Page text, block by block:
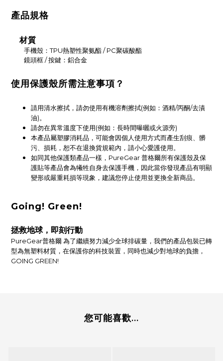
產品規格
材質
手機殼：TPU熱塑性聚氨酯 / PC聚碳酸酯
鏡頭框 / 按鍵：鋁合金
使用保護殼所需注意事項？
請用清水擦拭，請勿使用有機溶劑擦拭(例如：酒精/丙酮/去漬
油)。
請勿在異常溫度下使用(例如：長時間曝曬或火源旁)
本產品屬塑膠消耗品，可能會因個人使用方式而產生刮痕、髒
污、損耗，恕不在退換貨規範內，請小心愛護使用。
如同其他保護類產品一樣，PureGear 普格爾所有保護殼及保
護貼等產品會為犧牲自身去保護手機，因此當你發現產品有明顯
變形或嚴重耗損等現象，建議您停止使用並更換全新商品。
Going! Green!
拯救地球，即刻行動
PureGear普格爾 為了繼續努力減少全球排碳量，我們的產品包裝已轉
型為無塑料材質，在保護你的科技裝置，同時也減少對地球的負擔，
GOING GREEN!
您可能喜歡...